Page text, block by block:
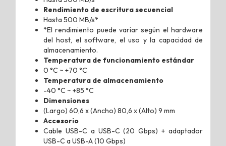
Rendimiento de escritura secuencial
Hasta 500 MB/s*
*El rendimiento puede variar según el hardware
del host, el software, el uso y la capacidad de
almacenamiento.
Temperatura de funcionamiento estándar
0 °C ~ +70 °C
Temperatura de almacenamiento
-40 °C ~ +85 °C
Dimensiones
(Largo) 60,6 x (Ancho) 80,6 x (Alto) 9 mm
Accesorio
Cable USB-C a USB-C (20 Gbps) + adaptador
USB-C a USB-A (10 Gbps)